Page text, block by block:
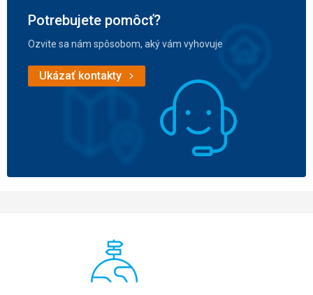
Potrebujete pomôcť?
Ozvite sa nám spôsobom, aký vám vyhovuje
Ukázať kontakty